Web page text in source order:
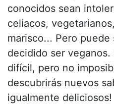
conocidos sean
celiacos,
marisco... Pero puede
decidido ser
difícil, pero no
descubrirás nuevos
igualmente deliciosos!